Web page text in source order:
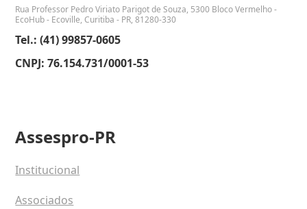
Rua Professor Pedro Viriato Parigot de Souza, 5300 Bloco Vermelho -
EcoHub - Ecoville, Curitiba - PR, 81280-330
Tel.: (41) 99857-0605
CNPJ: 76.154.731/0001-53
Assespro-PR
Institucional
Associados